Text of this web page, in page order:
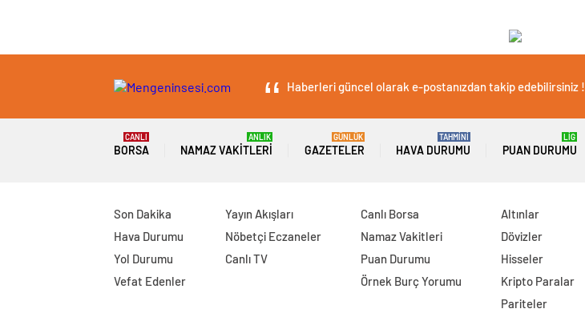
Haberleri güncel olarak e-postanızdan takip edebilirsiniz !
BORSA
CANLI
NAMAZ VAKITLERI
ANLIK
GAZETELER
GÜNLÜK
HAVA DURUMU
TAHMİNİ
PUAN DURUMU
LİG
Son Dakika
Hava Durumu
Yol Durumu
Vefat Edenler
Yayın Akışları
Nöbetçi Eczaneler
Canlı TV
Canlı Borsa
Namaz Vakitleri
Puan Durumu
Örnek Burç Yorumu
Altınlar
Dövizler
Hisseler
Kripto Paralar
Pariteler